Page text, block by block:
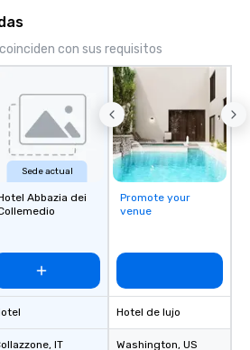
con sus requisitos
Sede actual
Abbazia dei
, IT
Promote your
venue
Hotel de lujo
Washington, US